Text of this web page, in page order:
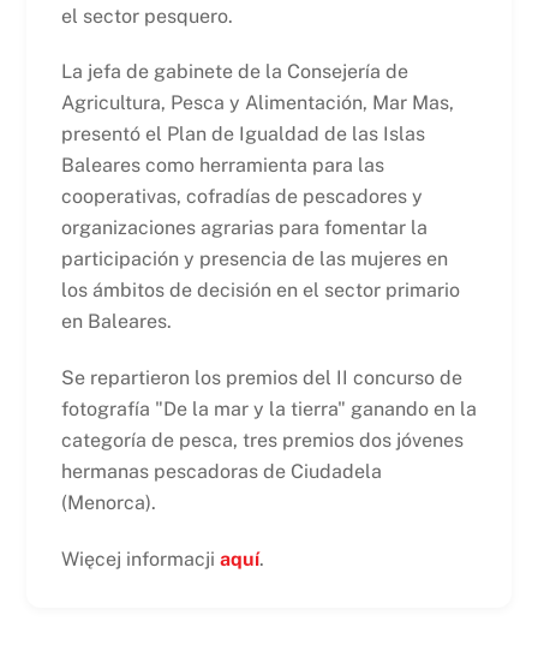
el sector pesquero.
La jefa de gabinete de la Consejería de
Agricultura, Pesca y Alimentación, Mar Mas,
presentó el Plan de Igualdad de las Islas
Baleares como herramienta para las
cooperativas, cofradías de pescadores y
organizaciones agrarias para fomentar la
participación y presencia de las mujeres en
los ámbitos de decisión en el sector primario
en Baleares.
Se repartieron los premios del II concurso de
fotografía "De la mar y la tierra" ganando en la
categoría de pesca, tres premios dos jóvenes
hermanas pescadoras de Ciudadela
(Menorca).
Więcej informacji aquí.